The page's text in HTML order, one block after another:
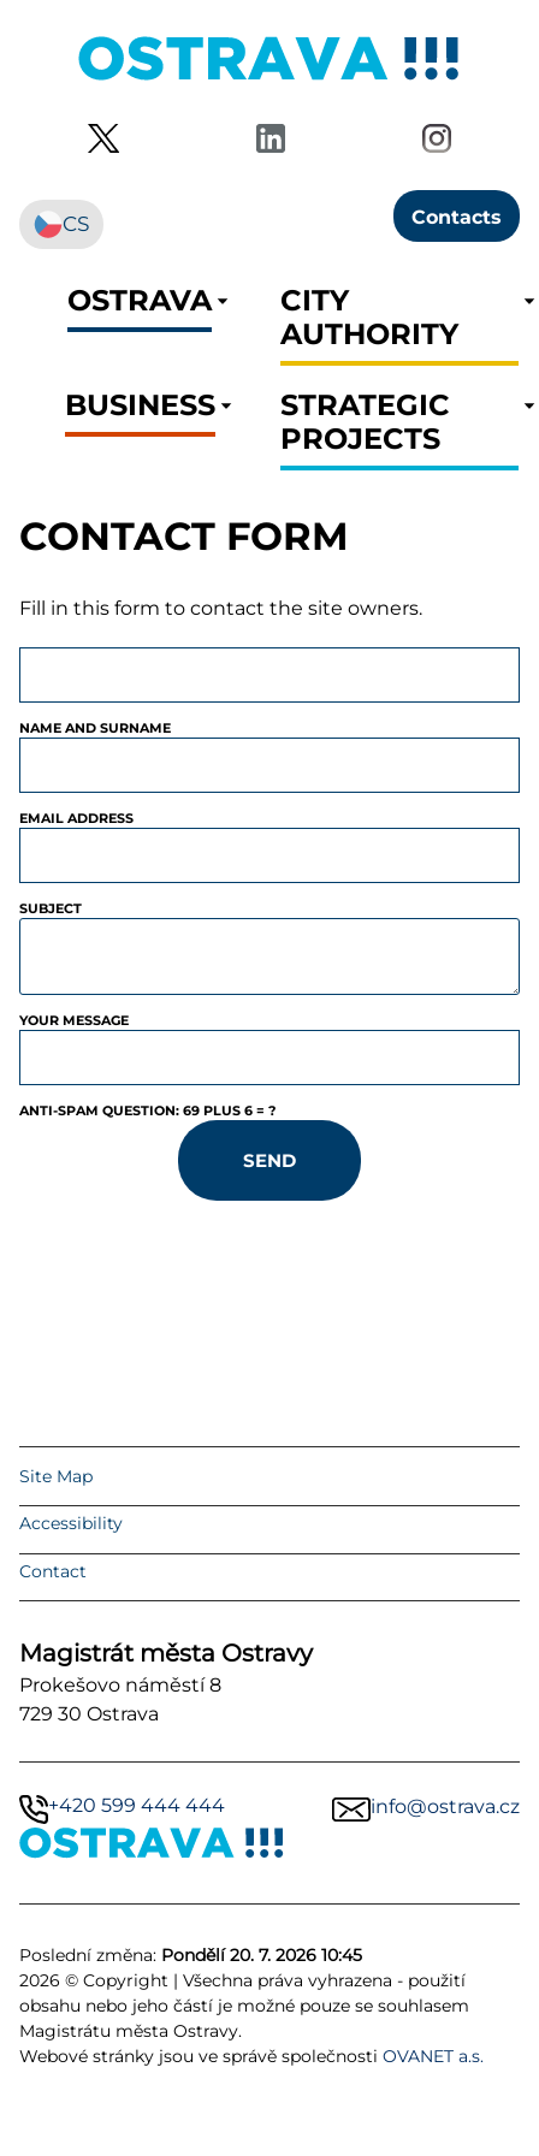
Contacts
CS
OSTRAVA
CITY
AUTHORITY
BUSINESS
STRATEGIC
PROJECTS
CONTACT FORM
Fill in this form to contact the site owners.
NAME AND SURNAME
EMAIL ADDRESS
SUBJECT
YOUR MESSAGE
ANTI-SPAM QUESTION: 69 PLUS 6 = ?
SEND
Site Map
Accessibility
Contact
Magistrát města Ostravy
Prokešovo náměstí 8
729 30 Ostrava
+420 599 444 444 info@ostrava.cz
Poslední změna: Pondělí 20. 7. 2026 10:45
2026 © Copyright | Všechna práva vyhrazena - použití
obsahu nebo jeho částí je možné pouze se souhlasem
Magistrátu města Ostravy.
Webové stránky jsou ve správě společnosti OVANET a.s.